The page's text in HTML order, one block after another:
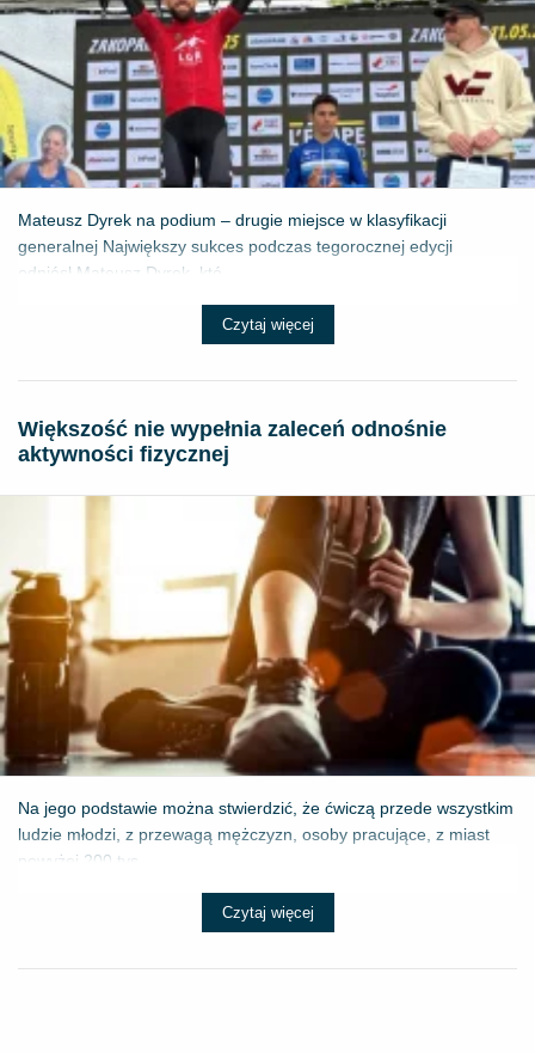
Mateusz Dyrek na podium – drugie miejsce w klasyfikacji
generalnej Największy sukces podczas tegorocznej edycji
odniósł Mateusz Dyrek, któ...
Czytaj więcej
Większość nie wypełnia zaleceń odnośnie
aktywności fizycznej
Na jego podstawie można stwierdzić, że ćwiczą przede wszystkim
ludzie młodzi, z przewagą mężczyzn, osoby pracujące, z miast
powyżej 200 tys...
Czytaj więcej